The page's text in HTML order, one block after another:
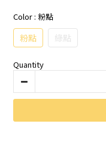
Color : 粉點
粉點 綠點
Quantity